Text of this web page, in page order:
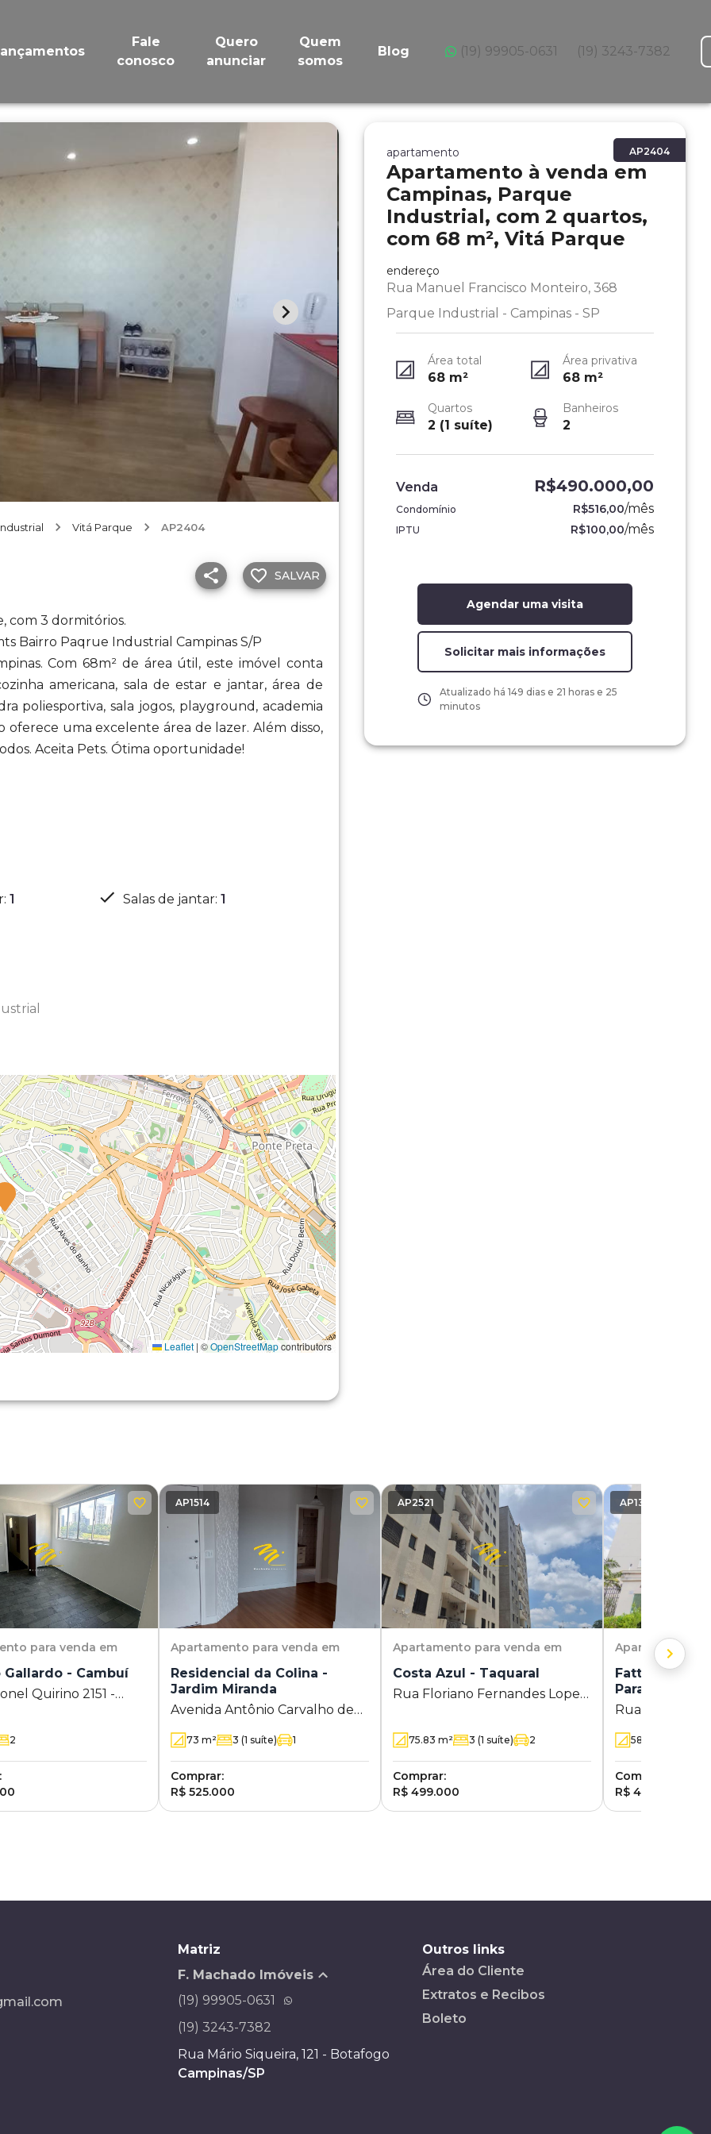
Fale
conosco
Quero
anunciar
Quem
somos
Blog (19) 99905-0631 (19) 3243-7382
Vitá Parque AP2404
com 3 dormitórios.
Bairro Paqrue Industrial Campinas S/P
Com 68m² de área útil, este imóvel conta
americana, sala de estar e jantar, área de
poliesportiva, sala jogos, playground, academia
uma excelente área de lazer. Além disso,
Aceita Pets. Ótima oportunidade!
SALVAR
: 1 Salas de jantar:1
Leaflet | ©OpenStreetMapcontributors
AP2404
apartamento
Apartamento à venda em
Campinas, Parque
Industrial, com 2 quartos,
com 68 m², Vitá Parque
endereço
Rua Manuel Francisco Monteiro, 368
Parque Industrial - Campinas - SP
Área total
68m²
Área privativa
68 m²
Quartos
2 (1 suíte)
Banheiros
2
Venda R$490.000,00
Condomínio R$516,00/mês
IPTU R$100,00/mês
Agendar uma visita
Solicitar mais informações
Atualizado há 149 dias e 21 horas e 25
minutos
para venda em
Gallardo - Cambuí
Quirino 2151 -
2
AP1514
Apartamento para venda em
Residencial da Colina -
Jardim Miranda
Avenida Antônio Carvalho de
Campinas - SP
73 m² 3 (1 suíte) 1
Comprar:
R$ 525.000
AP2521
Apartamento para venda em
Costa Azul - Taquaral
Rua Floriano Fernandes Lopes
75.83 m² 3 (1 suíte) 2
Comprar:
R$ 499.000
AP1352
Apartamento
Fatto
Rua Serra dos
Campinas - SP
58
Comprar:
R$ 455.000
Matriz
F. Machado Imóveis
(19) 99905-0631
(19) 3243-7382
Rua Mário Siqueira, 121 - Botafogo
Campinas/SP
Outros links
Área do Cliente
Extratos e Recibos
Boleto